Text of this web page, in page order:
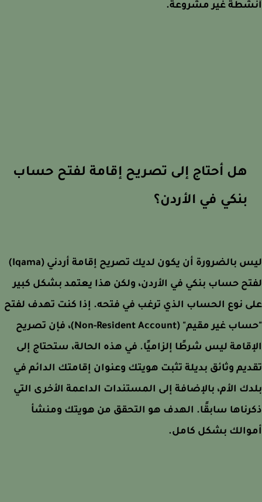
غير مشروعة.
هل أحتاج إلى تصريح إقامة لفتح حساب
بنكي في الأردن؟
ليس بالضرورة أن يكون لديك تصريح إقامة أردني (Iqama)
حساب بنكي في الأردن، ولكن هذا يعتمد بشكل كبير
نوع الحساب الذي ترغب في فتحه. إذا كنت تهدف لفتح
"حساب غير مقيم" (Non-Resident Account)، فإن تصريح
ليس شرطًا إلزاميًا. في هذه الحالة، ستحتاج إلى
وثائق بديلة تثبت هويتك وعنوان إقامتك الدائم في
الأم، بالإضافة إلى المستندات الداعمة الأخرى التي
سابقًا. الهدف هو التحقق من هويتك ومنشأ
بشكل كامل.